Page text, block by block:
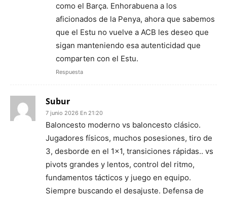
como el Barça. Enhorabuena a los
aficionados de la Penya, ahora que sabemos
que el Estu no vuelve a ACB les deseo que
sigan manteniendo esa autenticidad que
comparten con el Estu.
Respuesta
Subur
7 junio 2026 En 21:20
Baloncesto moderno vs baloncesto clásico.
Jugadores físicos, muchos posesiones, tiro de
3, desborde en el 1×1, transiciones rápidas.. vs
pivots grandes y lentos, control del ritmo,
fundamentos tácticos y juego en equipo.
Siempre buscando el desajuste. Defensa de